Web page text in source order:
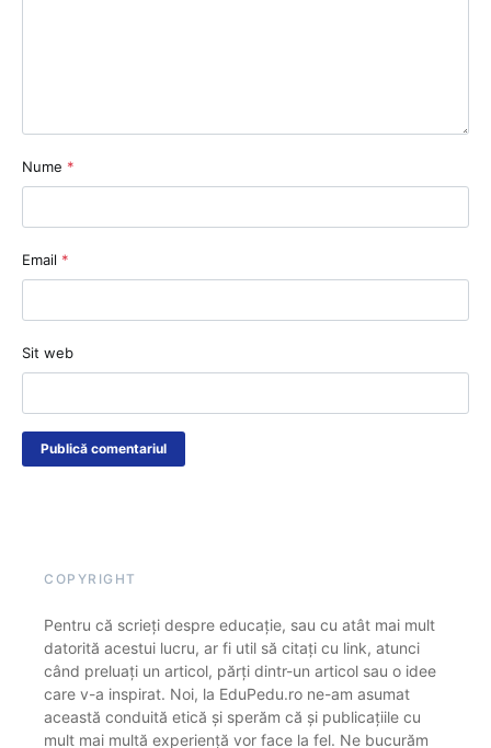
Nume *
Email *
Sit web
COPYRIGHT
Pentru că scrieți despre educație, sau cu atât mai mult
datorită acestui lucru, ar fi util să citați cu link, atunci
când preluați un articol, părți dintr-un articol sau o idee
care v-a inspirat. Noi, la EduPedu.ro ne-am asumat
această conduită etică și sperăm că și publicațiile cu
mult mai multă experiență vor face la fel. Ne bucurăm